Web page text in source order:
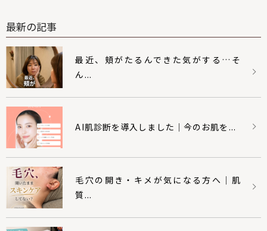
最新の記事
最近、頬がたるんできた気がする…そ
ん...
AI肌診断を導入しました｜今のお肌を...
毛穴の開き・キメが気になる方へ｜肌
質...